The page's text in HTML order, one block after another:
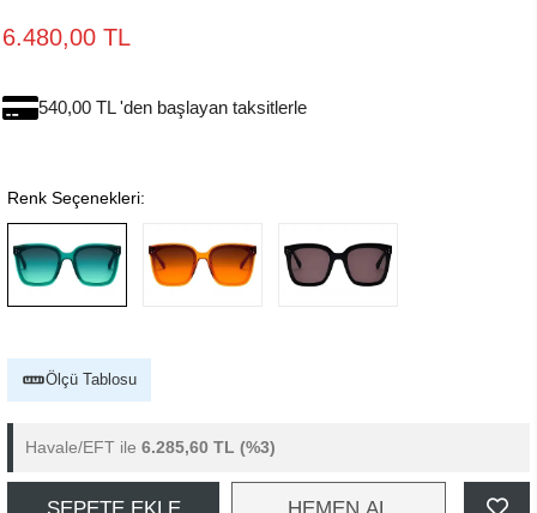
6.480,00 TL
540,00 TL 'den başlayan taksitlerle
Renk Seçenekleri:
Ölçü Tablosu
Havale/EFT ile 6.285,60 TL (%3)